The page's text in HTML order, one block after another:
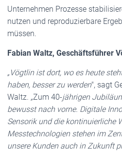
Unternehmen Prozesse
nutzen und reproduzierbare
müssen.
Fabian Waltz, Geschäftsführer
„Vögtlin ist dort, wo es heute
haben, besser zu werden", sagt
Waltz. „Zum 40-jährigen
bewusst nach vorne. Digitale
Sensorik und die kontinuierliche
Messtechnologien stehen im
unsere Kunden auch in Zukunft